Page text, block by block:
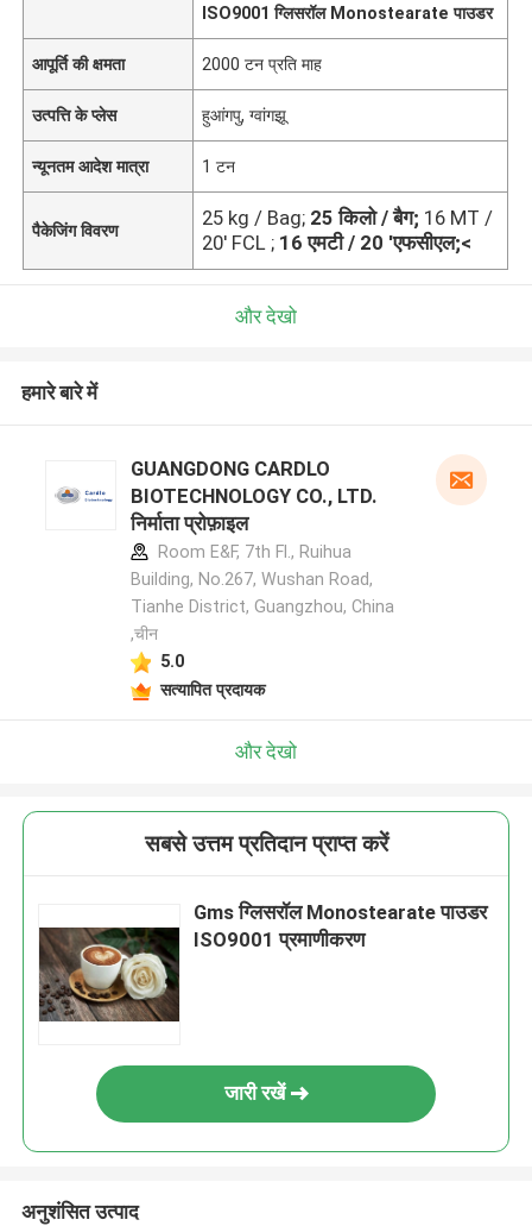
ISO9001 ग्लिसरॉल Monostearate पाउडर
आपूर्ति की क्षमता 2000 टन प्रति माह
उत्पत्ति के प्लेस हुआंगपु, ग्वांगझू
न्यूनतम आदेश मात्रा 1 टन
पैकेजिंग विवरण
25 kg / Bag; 25 किलो / बैग; 16 MT /
20' FCL ; 16 एमटी / 20 'एफसीएल;<
और देखो
हमारे बारे में
GUANGDONG CARDLO
BIOTECHNOLOGY CO., LTD.
निर्माता प्रोफ़ाइल
Room E&F, 7th Fl., Ruihua
Building, No.267, Wushan Road,
Tianhe District, Guangzhou, China
,चीन
5.0
सत्यापित प्रदायक
और देखो
सबसे उत्तम प्रतिदान प्राप्त करें
Gms ग्लिसरॉल Monostearate पाउडर
ISO9001 प्रमाणीकरण
जारी रखें
अनुशंसित उत्पाद